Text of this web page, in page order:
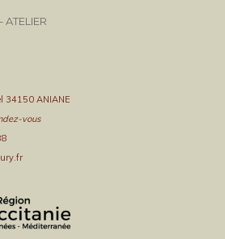
34150 ANIANE
vous